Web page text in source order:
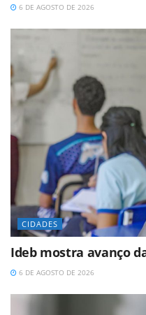
6 DE AGOSTO DE 2026
CIDADES
Ideb mostra avanço
6 DE AGOSTO DE 2026